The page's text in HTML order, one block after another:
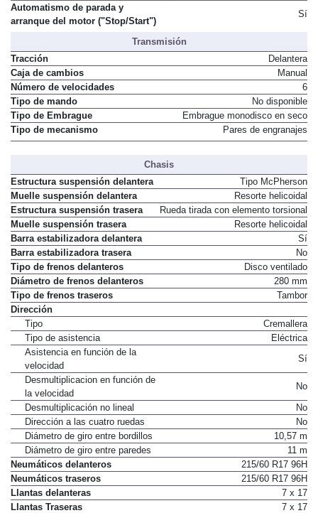
Automatismo de parada y
arranque del motor ("Stop/Start")
Sí
Transmisión
Tracción
Delantera
Caja de cambios
Manual
Número de velocidades
6
Tipo de mando
No disponible
Tipo de Embrague
Embrague monodisco en seco
Tipo de mecanismo
Pares de engranajes
Chasis
Estructura suspensión delantera
Tipo McPherson
Muelle suspensión delantera
Resorte helicoidal
Estructura suspensión trasera
Rueda tirada con elemento torsional
Muelle suspensión trasera
Resorte helicoidal
Barra estabilizadora delantera
Sí
Barra estabilizadora trasera
No
Tipo de frenos delanteros
Disco ventilado
Diámetro de frenos delanteros
280 mm
Tipo de frenos traseros
Tambor
Dirección
Tipo
Cremallera
Tipo de asistencia
Eléctrica
Asistencia en función de la
velocidad
Sí
Desmultiplicacion en función de
la velocidad
No
Desmultiplicación no lineal
No
Dirección a las cuatro ruedas
No
Diámetro de giro entre bordillos
10,57 m
Diámetro de giro entre paredes
11 m
Neumáticos delanteros
215/60 R17 96H
Neumáticos traseros
215/60 R17 96H
Llantas delanteras
7 x 17
Llantas Traseras
7 x 17